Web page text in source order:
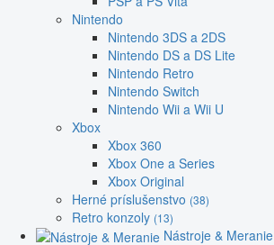
Nintendo
Nintendo 3DS a 2DS
Nintendo DS a DS Lite
Nintendo Retro
Nintendo Switch
Nintendo Wii a Wii U
Xbox
Xbox 360
Xbox One a Series
Xbox Original
Herné príslušenstvo (38)
Retro konzoly (13)
Nástroje & Meranie